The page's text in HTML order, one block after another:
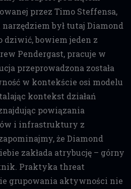
przez Timo Steffensa,
był tutaj Diamond
dziwić, bowiem jeden z
Pendergast, pracuje w
przeprowadzona została
w kontekście osi modelu
kontekst działań
powiązania
i infrastruktury z
że Diamond
zakłada atrybucję – górny
Praktyka threat
grupowania aktywności nie